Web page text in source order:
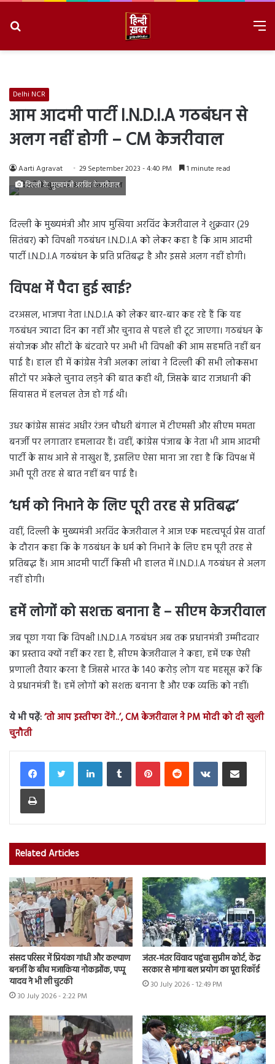
Delhi NCR
आम आदमी पार्टी I.N.D.I.A गठबंधन से
अलग नहीं होगी – CM केजरीवाल
Aarti Agravat 29 September 2023 - 4:40 PM 1 minute read
दिल्ली के मुख्यमंत्री अरविंद केजरीवाल
दिल्ली के मुख्यमंत्री और आप मुखिया अरविंद केजरीवाल ने शुक्रवार (29
सितंबर) को विपक्षी गठबंधन I.N.D.I.A को लेकर कहा है कि आम आदमी
पार्टी I.N.D.I.A गठबंधन के प्रति प्रतिबद्ध है और इससे अलग नहीं होगी।
विपक्ष में पैदा हुई खाई?
दरअसल, भाजपा नेता I.N.D.I.A को लेकर बार-बार कह रहे हैं कि यह
गठबंधन ज्यादा दिन का नहीं और चुनाव से पहले ही टूट जाएगा। गठबंधन के
संयोजक और सीटों के बंटवारे पर अभी भी विपक्षी की आम सहमति नहीं बन
पाई है। हाल ही में कांग्रेस नेत्री अलका लांबा ने दिल्ली की सभी लोकसभा
सीटों पर अकेले चुनाव लड़ने की बात कही थी, जिसके बाद राजधानी की
सियासत में हलचल तेज हो गई थी।
उधर कांग्रेस सासंद अधीर रंजन चौधरी बंगाल में टीएमसी और सीएम ममता
बनर्जी पर लगातार हमलावर हैं। वहीं, कांग्रेस पंजाब के नेता भी आम आदमी
पार्टी के साथ आने से नाखुश हैं, इसलिए ऐसा माना जा रहा है कि विपक्ष में
अभी पूरी तरह से बात नहीं बन पाई है।
‘धर्म को निभाने के लिए पूरी तरह से प्रतिबद्ध’
वहीं, दिल्ली के मुख्यमंत्री अरविंद केजरीवाल ने आज एक महत्वपूर्व प्रेस वार्ता
के दौरान कहा कि के गठबंधन के धर्म को निभाने के लिए हम पूरी तरह से
प्रतिबद्ध हैं। आम आदमी पार्टी किसी भी हालत में I.N.D.I.A गठबंधन से अलग
नहीं होगी।
हमें लोगों को सशक्त बनाना है – सीएम केजरीवाल
जब पूछा गया कि विपक्षी I.N.D.I.A गठबंधन अब तक प्रधानमंत्री उम्मीदवार
का प्रस्ताव क्यों नहीं कर रहा है, सीएम केजरीवाल ने कहा, हमें एक ऐसी
प्रणाली तैयार करना है जिससे भारत के 140 करोड़ लोग यह महसूस करें कि
वे प्रधानमंत्री हैं। हमें लोगों को सशक्त बनाना है और एक व्यक्ति को नहीं।
ये भी पढ़ें:‘तो आप इस्तीफा देंगे..’, CM केजरीवाल ने PM मोदी को दी खुली
चुनौती
LinkedInTumblr PinterestReddit VKontakteShare via Email
Print
Related Articles
संसद परिसर में प्रियंका गांधी और कल्याण
बनर्जी के बीच मजाकिया नोकझोंक, पप्पू
यादव ने भी ली चुटकी
30 July 2026 - 2:22 PM
जंतर-मंतर विवाद पहुंचा सुप्रीम कोर्ट, केंद्र
सरकार से मांगा बल प्रयोग का पूरा रिकॉर्ड
30 July 2026 - 12:49 PM